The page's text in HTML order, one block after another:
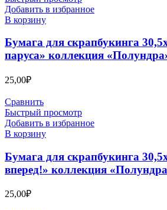
Добавить в избранное
В корзину
Бумага для скрапбукинга
паруса» коллекция
25,00₽
Сравнить
Быстрый просмотр
Добавить в избранное
В корзину
Бумага для скрапбукинга
вперед!» коллекция
25,00₽